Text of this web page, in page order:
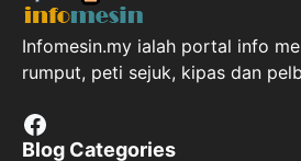
Infomesin.my ialah portal info
rumput, peti sejuk, kipas dan
Facebook
Blog Categories